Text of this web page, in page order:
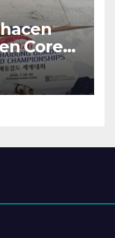
Corea
primer